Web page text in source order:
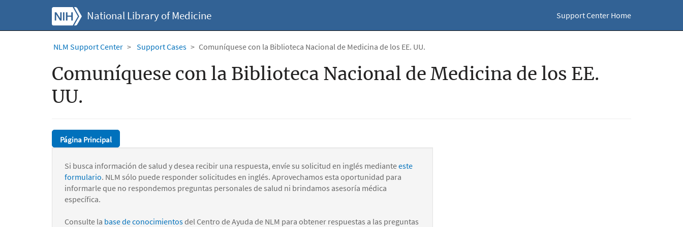
National Library of Medicine Support Center Home
NLM Support Center Support Cases Comuníquese con la Biblioteca Nacional de Medicina de los EE. UU.
Comuníquese con la Biblioteca Nacional de Medicina de los EE.
UU.
Página Principal
Si busca información de salud y desea recibir una respuesta, envíe su solicitud en inglés medianteeste
formulario. NLM sólo puede responder solicitudes en inglés. Aprovechamos esta oportunidad para
informarle que no respondemos preguntas personales de salud ni brindamos asesoría médica
específica.
Consulte la base de conocimientosdel Centro de Ayuda de NLM para obtener respuestas a las preguntas